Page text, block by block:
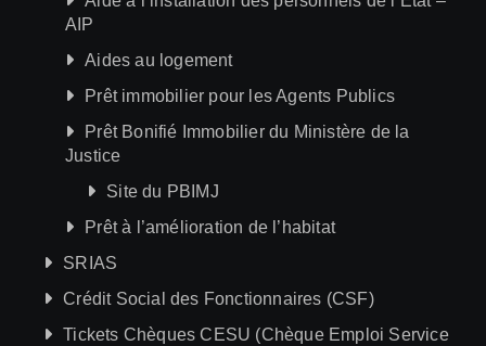
AIP
Aides au logement
Prêt immobilier pour les Agents Publics
Prêt Bonifié Immobilier du Ministère de la
Justice
Site du PBIMJ
Prêt à l’amélioration de l’habitat
SRIAS
Crédit Social des Fonctionnaires (CSF)
Tickets Chèques CESU (Chèque Emploi Service